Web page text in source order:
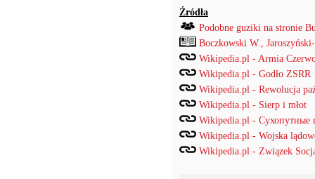
Źródła
Podobne guziki na stronie
Boczkowski W.,
Wikipedia.pl - Armia
Wikipedia.pl - Godło ZSRR
Wikipedia.pl - Rewolucja
Wikipedia.pl - Sierp i młot
Wikipedia.pl - Сухопутные
Wikipedia.pl - Wojska
Wikipedia.pl - Związek